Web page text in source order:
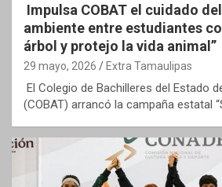
Impulsa COBAT el cuidado
ambiente entre estudiantes
árbol y protejo la vida animal”
29 mayo, 2026 Extra Tamaulipas
El Colegio de Bachilleres del Estado
(COBAT) arrancó la campaña estatal